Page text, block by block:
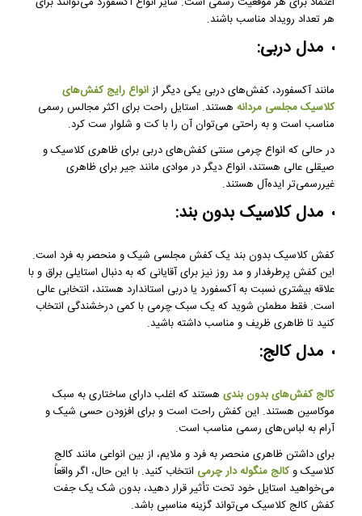
هر تعداد رویداد مناسب باشند.
مدل دربی:
مانند آکسفورد، کفش‌های دربی یکی دیگر ازانواع رایج کفش‌های
کلاسیک مجلسی مردانههستند. استایل راحت برای اکثر مجالس رسمی
مناسب است و به راحتی می‌توان آن را با کت و شلوار ست کرد.
در حالی که انواع چرمی سنتی کفش‌های دربی برای ظاهری کلاسیک و
صیقلی عالی هستند، انواع دیگر در موادی مانند جیر برای ظاهری
غیررسمی‌تر ایده‌آل هستند.
مدل کلاسیک بدون بند:
کفش کلاسیک بدون بند یک کفش مجلسی شیک و منحصر به فرد است.
این کفش پرطرفدار و مد روز نیز برای آقایانی که به دنبال استایلی براق و با
علاقه بیشتری نسبت به آکسفورد یا دربی استاندارد هستند، انتخابی عالی
است. فقط مطمئن شوید که یک سبک چرمی با کمی درخشندگی انتخاب
کنید تا ظاهری ظریف و مناسب داشته باشید.
مدل کالج:
کالج کفش‌های بدون بندیهستند که اغلب دارای ساختاری به سبک
موکاسین هستند. این کفش راحت است و برای افزودن حسی شیک و
آرام به لباس‌های رسمی مناسب است.
برای داشتن ظاهری منحصر به فرد و ملایم، از بین انواعی مانند کالج
کلاسیک وکالج منگوله ‌دار چرمی انتخاب کنید. با این حال، اگر واقعاً
می‌خواهید استایل خود تحت تأثیر قرار دهید، بدون شک یک جفت
کفش کالج کلاسیک می‌تواند گزینه مناسبی باشد.